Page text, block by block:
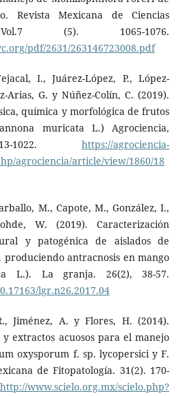
Revista Mexicana de Ciencias
(5). 1065-1076.
pdf/2631/263146723008.pdf
I., Juárez-López, P., López-
Arias, G. y Núñez-Colín, C. (2019).
química y morfológica de frutos
muricata L.) Agrociencia,
1022.https://agrociencia-
agrociencia/article/view/1860/18
M., Capote, M., González, I.,
W. (2019). Caracterización
y patogénica de aislados de
produciendo antracnosis en mango
L.). La granja. 26(2), 38-57.
lgr.n26.2017.04
Jiménez, A. y Flores, H. (2014).
y extractos acuosos para el manejo
oxysporum f. sp. lycopersici y F.
de Fitopatología. 31(2). 170-
http://www.scielo.org.mx/scielo.php?